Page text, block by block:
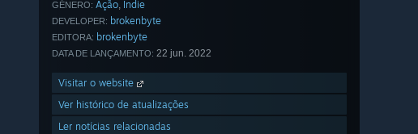
GÉNERO: Ação, Indie
DEVELOPER: brokenbyte
EDITORA: brokenbyte
DATA DE LANÇAMENTO: 22 jun. 2022
Visitar o website
Ver histórico de atualizações
Ler notícias relacionadas